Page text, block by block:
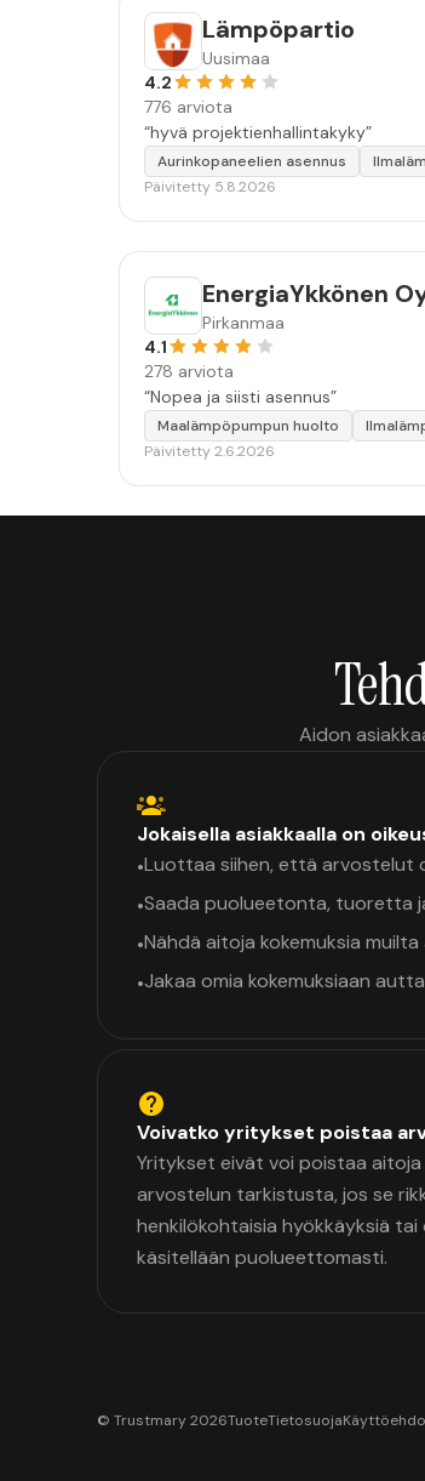
Lämpöpartio
Uusimaa
4.2
776 arviota
“hyvä projektienhallintakyky”
Aurinkopaneelien asennus
Päivitetty 5.8.2026
EnergiaYkkönen
Pirkanmaa
4.1
278 arviota
“Nopea ja siisti asennus”
Maalämpöpumpun huolto
Päivitetty 2.6.2026
Aidon
Jokaisella asiakkaalla on
•Luottaa siihen, että arvostelut
•Saada puolueetonta, tuoretta
•Nähdä aitoja kokemuksia muilta
•Jakaa omia kokemuksiaan
Voivatko yritykset poistaa
Yritykset eivät voi poistaa
arvostelun tarkistusta, jos se
henkilökohtaisia hyökkäyksiä
käsitellään puolueettomasti.
© Trustmary 2026TuoteTietosuoja